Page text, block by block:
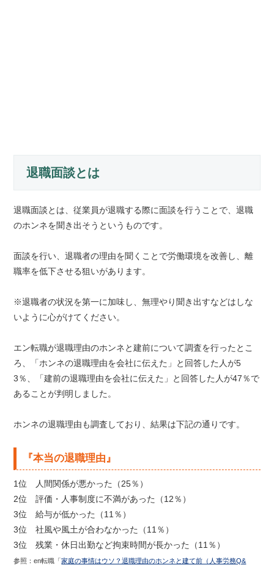
退職面談とは
退職面談とは、従業員が退職する際に面談を行うことで、退職
のホンネを聞き出そうというものです。
面談を行い、退職者の理由を聞くことで労働環境を改善し、離
職率を低下させる狙いがあります。
※退職者の状況を第一に加味し、無理やり聞き出すなどはしな
いように心がけてください。
エン転職が退職理由のホンネと建前について調査を行ったとこ
ろ、「ホンネの退職理由を会社に伝えた」と回答した人が5
3％、「建前の退職理由を会社に伝えた」と回答した人が47％で
あることが判明しました。
ホンネの退職理由も調査しており、結果は下記の通りです。
『本当の退職理由』
1位 人間関係が悪かった（25％）
2位 評価・人事制度に不満があった（12％）
3位 給与が低かった（11％）
3位 社風や風土が合わなかった（11％）
3位 残業・休日出勤など拘束時間が長かった（11％）
参照：en転職「家庭の事情はウソ？退職理由のホンネと建て前（人事労務Q&